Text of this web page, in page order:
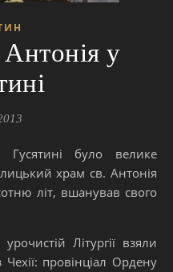
у
храм св. Антонія
літ, вшанував свого
Літургії взяли
провінціал Ордену